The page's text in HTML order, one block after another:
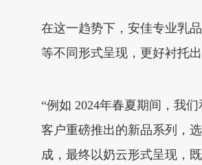
在这一趋势下，安佳专业乳
等不同形式呈现，更好衬托
“例如 2024年春夏期间，我
客户重磅推出的新品系列，
成，最终以奶云形式呈现，